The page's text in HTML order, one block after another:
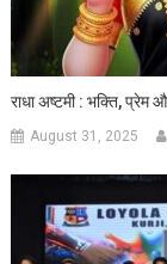
राधा अष्टमी : भक्ति, प्रेम
August 31, 2025